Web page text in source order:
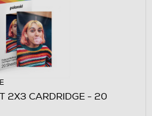
2X3 CARDRIDGE - 20